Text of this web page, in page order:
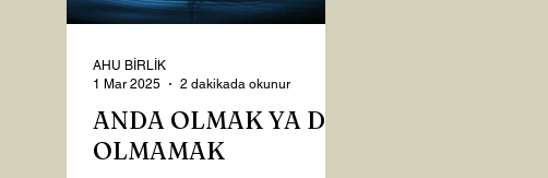
ANDA OLMAK YA DA
OLMAMAK
AHU BİRLİK
1 Mar 2025
2 dakikada okunur